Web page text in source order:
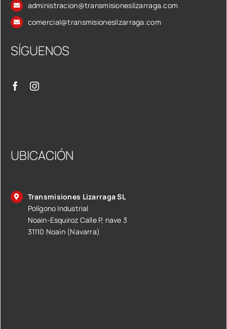
administracion@transmisioneslizarraga.com
comercial@transmisioneslizarraga.com
SÍGUENOS
UBICACIÓN
Transmisiones Lizarraga SL
Polígono Industrial
Noain-Esquiroz Calle P, nave 3
31110 Noain (Navarra)